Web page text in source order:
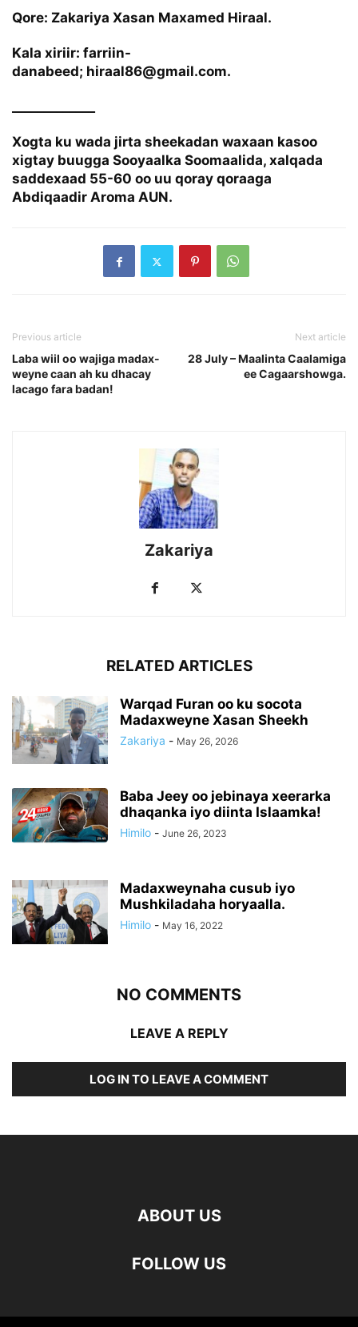
Qore: Zakariya Xasan Maxamed Hiraal.
Kala xiriir: farriin-
danabeed; hiraal86@gmail.com.
Xogta ku wada jirta sheekadan waxaan kasoo
xigtay buugga Sooyaalka Soomaalida, xalqada
saddexaad 55-60 oo uu qoray qoraaga
Abdiqaadir Aroma AUN.
Previous article
Laba wiil oo wajiga madax-
weyne caan ah ku dhacay
lacago fara badan!
Next article
28 July – Maalinta Caalamiga
ee Cagaarshowga.
Zakariya
RELATED ARTICLES
Warqad Furan oo ku socota
Madaxweyne Xasan Sheekh
Zakariya - May 26, 2026
Baba Jeey oo jebinaya xeerarka
dhaqanka iyo diinta Islaamka!
Himilo - June 26, 2023
Madaxweynaha cusub iyo
Mushkiladaha horyaalla.
Himilo - May 16, 2022
NO COMMENTS
LEAVE A REPLY
LOG IN TO LEAVE A COMMENT
ABOUT US
FOLLOW US